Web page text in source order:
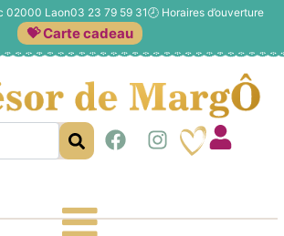
02000 Laon03 23 79 59 31🕗 Horaires d’ouverture
💝 Carte cadeau